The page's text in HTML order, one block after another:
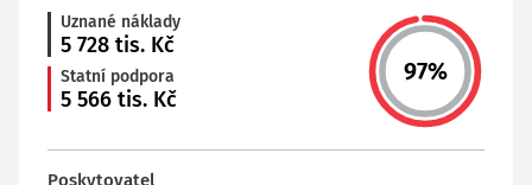
Uznané náklady
5 728 tis. Kč
Statní podpora
5 566 tis. Kč
97%
Poskytovatel